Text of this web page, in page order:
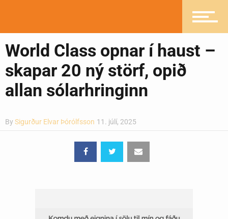
World Class opnar í haust –
skapar 20 ný störf, opið
allan sólarhringinn
By Sigurður Elvar Þórólfsson 11. júlí, 2025